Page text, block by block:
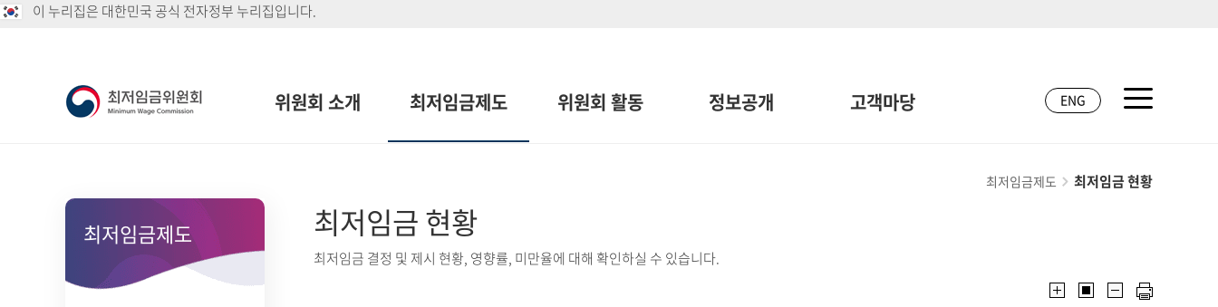
이 누리집은 대한민국 공식 전자정부 누리집입니다.
위원회 소개 최저임금제도 위원회 활동 정보공개 고객마당 ENG
최저임금제도
최저임금제도 최저임금 현황
최저임금 현황
최저임금 결정 및 제시 현황, 영향률, 미만율에 대해 확인하실 수 있습니다.